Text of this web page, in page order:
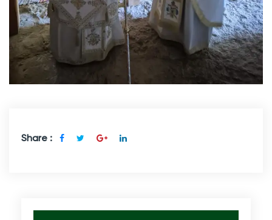
Share :